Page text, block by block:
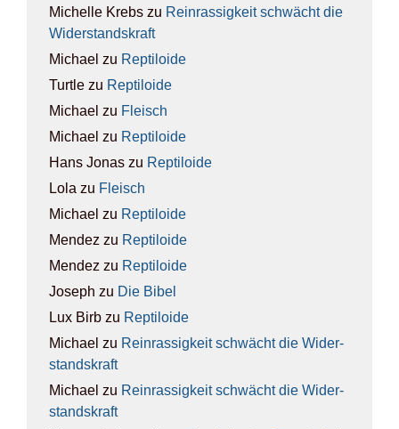
Michelle Krebs zu Rein­ras­sig­keit schwächt die
Wider­stands­kraft
Michael zu Rep­ti­lo­ide
Turtle zu Rep­ti­lo­ide
Michael zu Fleisch
Michael zu Rep­ti­lo­ide
Hans Jonas zu Rep­ti­lo­ide
Lola zu Fleisch
Michael zu Rep­ti­lo­ide
Mendez zu Rep­ti­lo­ide
Mendez zu Rep­ti­lo­ide
Joseph zu Die Bibel
Lux Birb zu Rep­ti­lo­ide
Michael zu Rein­ras­sig­keit schwächt die Wider­
stands­kraft
Michael zu Rein­ras­sig­keit schwächt die Wider­
stands­kraft